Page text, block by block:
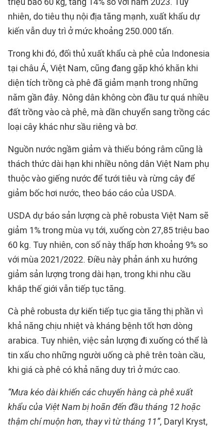
nhiên, do tiêu thụ nội địa tăng mạnh, xuất khẩu dự
kiến vẫn duy trì ở mức khoảng 250.000 tấn.
Trong khi đó, đối thủ xuất khẩu cà phê của Indonesia
tại châu Á, Việt Nam, cũng đang gặp khó khăn khi
diện tích trồng cà phê đã giảm mạnh trong những
năm gần đây. Nông dân không còn đầu tư quá nhiều
đất trồng vào cà phê, mà dần chuyển sang trồng các
loại cây khác như sầu riêng và bơ.
Nguồn nước ngầm giảm và thiếu bóng râm cũng là
thách thức dài hạn khi nhiều nông dân Việt Nam phụ
thuộc vào giếng nước để tưới tiêu và rừng cây để
giảm bốc hơi nước, theo báo cáo của USDA.
USDA dự báo sản lượng cà phê robusta Việt Nam sẽ
giảm 1% trong mùa vụ tới, xuống còn 27,85 triệu bao
60 kg. Tuy nhiên, con số này thấp hơn khoảng 9% so
với mùa 2021/2022. Điều này phản ánh xu hướng
giảm sản lượng trong dài hạn, trong khi nhu cầu
khắp thế giới vẫn tiếp tục tăng.
Cà phê robusta dự kiến tiếp tục gia tăng thị phần vì
khả năng chịu nhiệt và kháng bệnh tốt hơn dòng
arabica. Tuy nhiên, việc sản lượng đi xuống có thể là
tin xấu cho những người uống cà phê trên toàn cầu,
khi giá cà phê có khả năng duy trì ở mức cao.
“Mưa kéo dài khiến các chuyến hàng cà phê xuất
khẩu của Việt Nam bị hoãn đến đầu tháng 12 hoặc
thậm chí muộn hơn, thay vì từ tháng 11”, Daryl Kryst,